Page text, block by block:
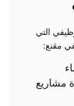
التي
مقنع:
مشاريع